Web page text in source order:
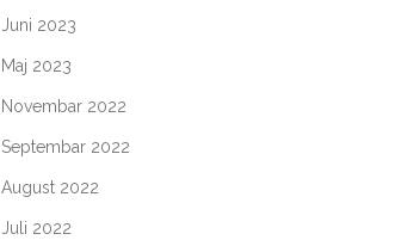
Juni 2023
Maj 2023
Novembar 2022
Septembar 2022
August 2022
Juli 2022